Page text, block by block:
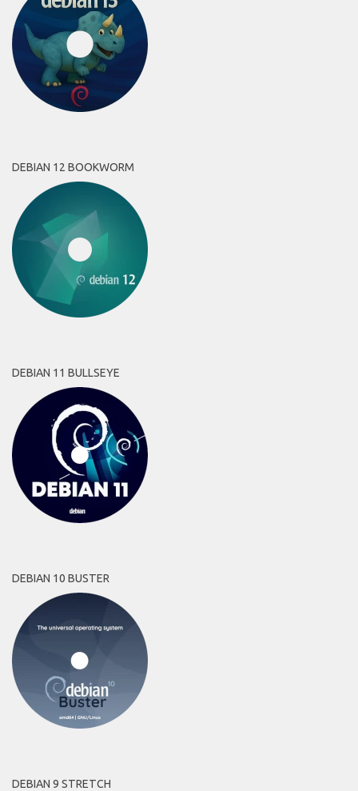
DEBIAN 12 BOOKWORM
DEBIAN 11 BULLSEYE
DEBIAN 10 BUSTER
DEBIAN 9 STRETCH